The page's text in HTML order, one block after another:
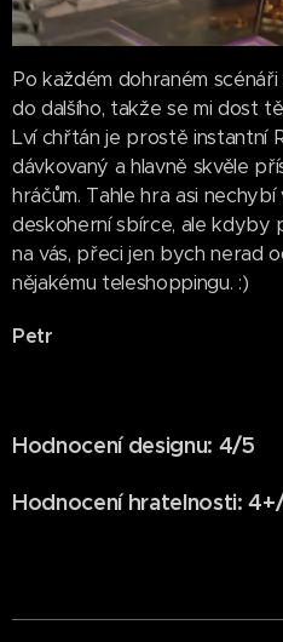
Po každém dohraném
do dalšího, takže se mi dost
Lví chřtán je prostě instantní
dávkovaný a hlavně skvěle
hráčům. Tahle hra asi
deskoherní sbírce, ale kdyby
na vás, přeci jen bych nerad
nějakému teleshoppingu. :)
Petr
Hodnocení designu: 4/5
Hodnocení hratelnosti: